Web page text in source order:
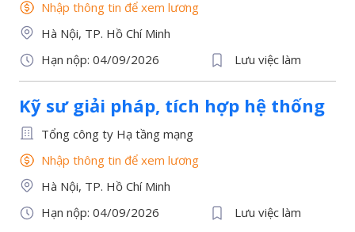
Nhập thông tin để xem lương
Hà Nội, TP. Hồ Chí Minh
Hạn nộp: 04/09/2026
Lưu việc làm
Kỹ sư giải pháp, tích hợp hệ thống
Tổng công ty Hạ tầng mạng
Nhập thông tin để xem lương
Hà Nội, TP. Hồ Chí Minh
Hạn nộp: 04/09/2026
Lưu việc làm